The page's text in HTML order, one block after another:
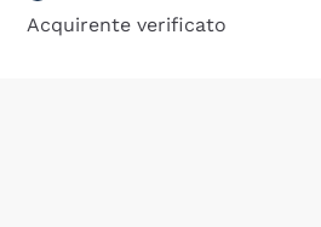
Acquirente verificato